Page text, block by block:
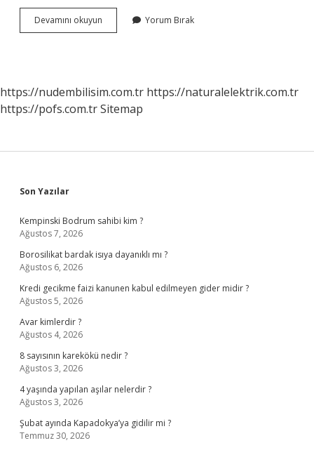
Devamını okuyun Süleyman
Hilmi
Yorum Bırak
https://nudembilisim.com.tr https://naturalelektrik.com.tr
https://pofs.com.trSitemap
Sidebar
Son Yazılar
Kempinski Bodrum sahibi kim ?
Ağustos 7, 2026
Borosilikat bardak isıya dayanıklı mı ?
Ağustos 6, 2026
Kredi gecikme faizi kanunen kabul edilmeyen gider midir ?
Ağustos 5, 2026
Avar kimlerdir ?
Ağustos 4, 2026
8 sayısının karekökü nedir ?
Ağustos 3, 2026
4 yaşında yapılan aşılar nelerdir ?
Ağustos 3, 2026
Şubat ayında Kapadokya’ya gidilir mi ?
Temmuz 30, 2026